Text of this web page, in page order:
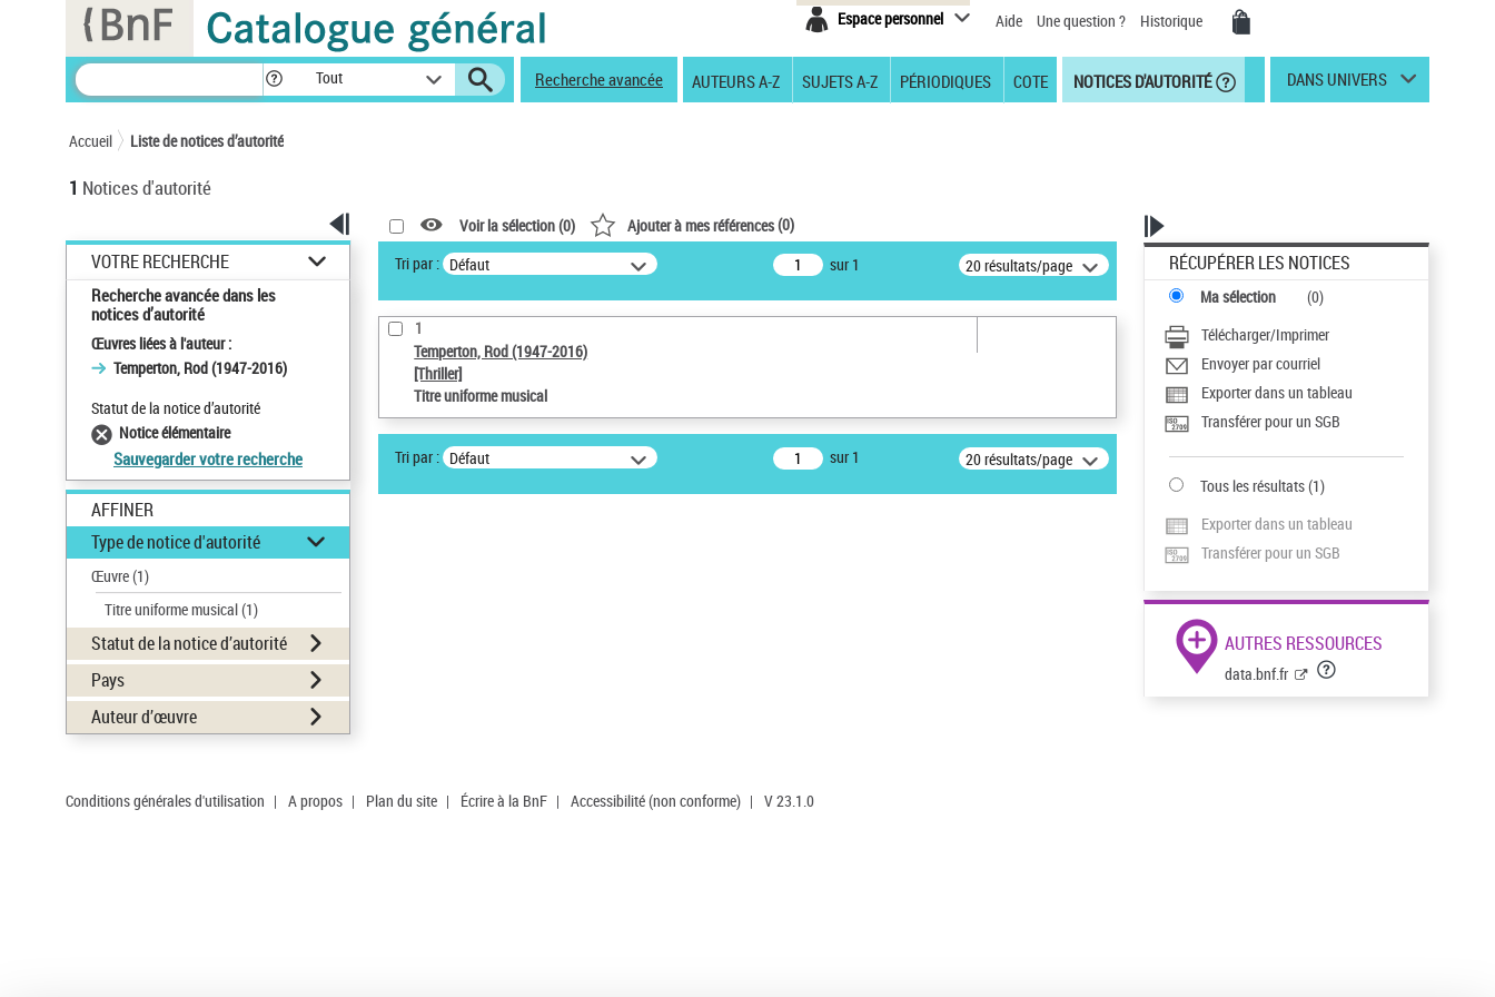
Espace personnel Aide Une question ? Historique
Tout Recherche avancée AUTEURS A-Z SUJETS A-Z PÉRIODIQUES COTE NOTICES D'AUTORITÉ DANS UNIVERS
Accueil Liste de notices d’autorité
1 Notices d'autorité
VOTRE RECHERCHE
Recherche avancée dans les
notices d’autorité
Œuvres liées à l'auteur :
Temperton, Rod (1947-2016)
Statut de la notice d’autorité
Notice élémentaire
Sauvegarder votre recherche
AFFINER
Type de notice d'autorité
Œuvre(1)
Titre uniforme musical(1)
Statut de la notice d’autorité
Pays
Auteur d’œuvre
Voir la sélection (0) Ajouter à mes références(0)
Tri par : Défaut sur 1 20 résultats/page
1
Temperton, Rod (1947-2016)
[Thriller]
Titre uniforme musical
Tri par : Défaut sur 1 20 résultats/page
RÉCUPÉRER LES NOTICES
Ma sélection (0)
Télécharger/Imprimer
Envoyer par courriel
Exporter dans un tableau
Transférer pour un SGB
Tous les résultats(1)
Exporter dans un tableau
Transférer pour un SGB
AUTRES RESSOURCES
data.bnf.fr
Conditions générales d'utilisation | A propos | Plan du site | Écrire à la BnF | Accessibilité (non conforme) | V 23.1.0
Panneau de gestion des cookies